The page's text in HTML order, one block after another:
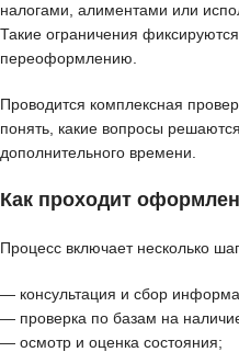
налогами, алиментами или
Такие ограничения
переоформлению.
Проводится комплексная
понять, какие вопросы
дополнительного времени.
Как проходит
Процесс включает несколько
— консультация и сбор
— проверка по базам на
— осмотр и оценка состояния;